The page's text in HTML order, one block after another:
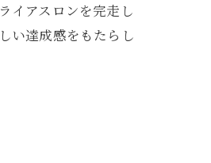
イアスロンを完走し
い達成感をもたらし